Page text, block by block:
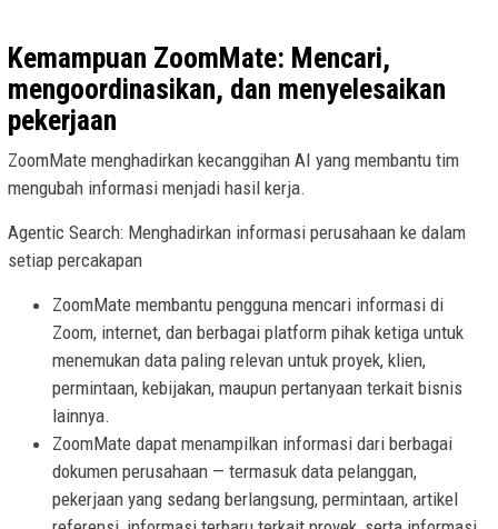
Kemampuan ZoomMate: Mencari,
mengoordinasikan, dan menyelesaikan
pekerjaan
ZoomMate menghadirkan kecanggihan AI yang membantu tim
mengubah informasi menjadi hasil kerja.
Agentic Search: Menghadirkan informasi perusahaan ke dalam
setiap percakapan
ZoomMate membantu pengguna mencari informasi di
Zoom, internet, dan berbagai platform pihak ketiga untuk
menemukan data paling relevan untuk proyek, klien,
permintaan, kebijakan, maupun pertanyaan terkait bisnis
lainnya.
ZoomMate dapat menampilkan informasi dari berbagai
dokumen perusahaan — termasuk data pelanggan,
pekerjaan yang sedang berlangsung, permintaan, artikel